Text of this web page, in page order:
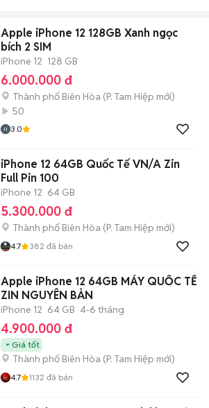
Apple iPhone 12 128GB Xanh ngọc
bích 2 SIM
iPhone 12 128 GB
6.000.000 đ
Thành phố Biên Hòa (P. Tam Hiệp mới)
50
3.0
iPhone 12 64GB Quốc Tế VN/A Zin
Full Pin 100
iPhone 12 64 GB
5.300.000 đ
Thành phố Biên Hòa (P. Tam Hiệp mới)
4.7 382 đã bán
Apple iPhone 12 64GB MÁY QUỐC TẾ
ZIN NGUYÊN BẢN
iPhone 12 64 GB 4-6 tháng
4.900.000 đ
Giá tốt
Thành phố Biên Hòa (P. Tam Hiệp mới)
4.7 1132 đã bán